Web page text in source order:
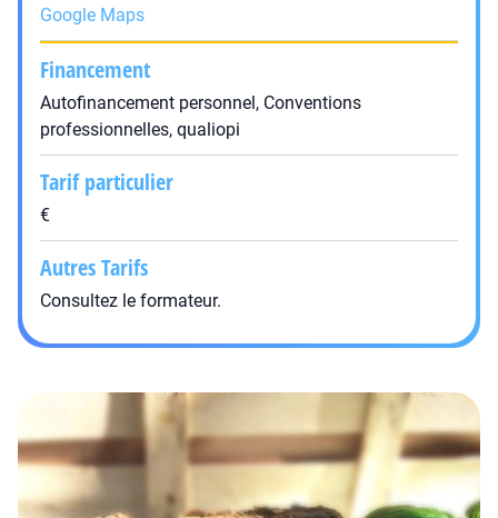
Google Maps
Financement
Autofinancement personnel, Conventions
professionnelles, qualiopi
Tarif particulier
€
Autres Tarifs
Consultez le formateur.